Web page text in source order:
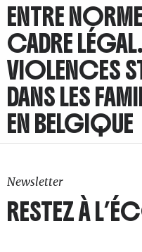
ENTRE
CADRE
VIOLENCES
DANS LES
EN BELGIQUE
Newsletter
RESTEZ À